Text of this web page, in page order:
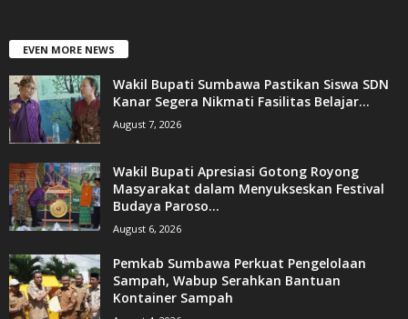
EVEN MORE NEWS
Wakil Bupati Sumbawa Pastikan Siswa SDN
Kanar Segera Nikmati Fasilitas Belajar...
August 7, 2026
Wakil Bupati Apresiasi Gotong Royong
Masyarakat dalam Menyukseskan Festival
Budaya Paroso...
August 6, 2026
Pemkab Sumbawa Perkuat Pengelolaan
Sampah, Wabup Serahkan Bantuan
Kontainer Sampah